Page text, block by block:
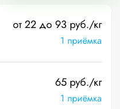
от 22 до 93 руб./кг
1 приёмка
65 руб./кг
1 приёмка